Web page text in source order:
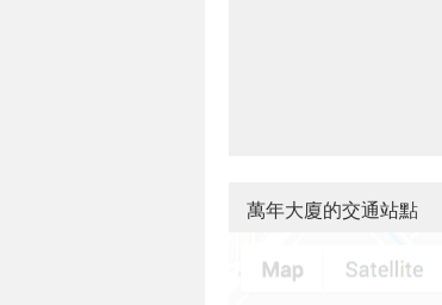
萬年大廈的交通站點